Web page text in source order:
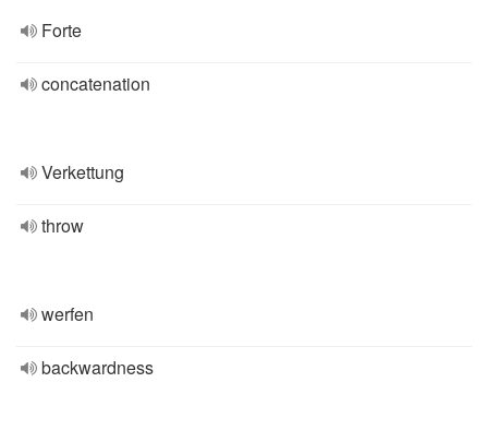
Forte
concatenation
Verkettung
throw
werfen
backwardness